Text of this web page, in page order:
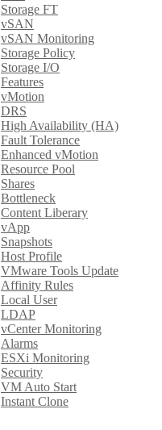
Storage FT
vSAN
vSAN Monitoring
Storage Policy
Storage I/O
Features
vMotion
DRS
High Availability (HA)
Fault Tolerance
Enhanced vMotion
Resource Pool
Shares
Bottleneck
Content Liberary
vApp
Snapshots
Host Profile
VMware Tools Update
Affinity Rules
Local User
LDAP
vCenter Monitoring
Alarms
ESXi Monitoring
Security
VM Auto Start
Instant Clone